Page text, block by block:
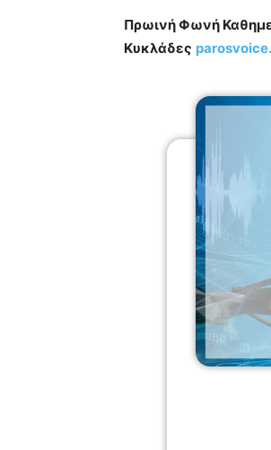
Πρωινή Φωνή
Κυκλάδες